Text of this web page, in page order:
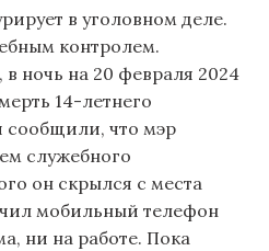
в уголовном деле.
контролем.
ночь на 20 февраля 2024
14-летнего
сообщили, что мэр
служебного
он скрылся с места
мобильный телефон
ни на работе. Пока